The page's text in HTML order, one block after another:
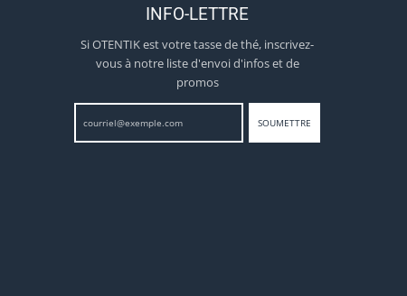
INFO-LETTRE
Si OTENTIK est votre tasse de thé, inscrivez-
vous à notre liste d'envoi d'infos et de
promos
SOUMETTRE